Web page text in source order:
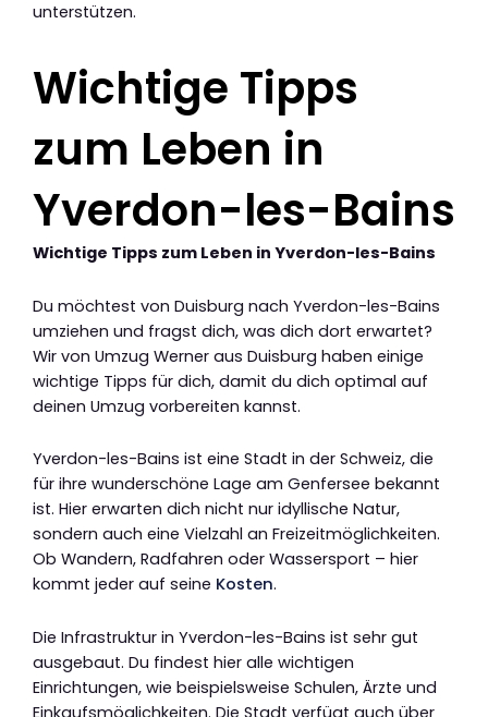
unterstützen.
Wichtige Tipps
zum Leben in
Yverdon-les-Bains
Wichtige Tipps zum Leben in Yverdon-les-Bains
Du möchtest von Duisburg nach Yverdon-les-Bains
umziehen und fragst dich, was dich dort erwartet?
Wir von Umzug Werner aus Duisburg haben einige
wichtige Tipps für dich, damit du dich optimal auf
deinen Umzug vorbereiten kannst.
Yverdon-les-Bains ist eine Stadt in der Schweiz, die
für ihre wunderschöne Lage am Genfersee bekannt
ist. Hier erwarten dich nicht nur idyllische Natur,
sondern auch eine Vielzahl an Freizeitmöglichkeiten.
Ob Wandern, Radfahren oder Wassersport – hier
kommt jeder auf seine Kosten.
Die Infrastruktur in Yverdon-les-Bains ist sehr gut
ausgebaut. Du findest hier alle wichtigen
Einrichtungen, wie beispielsweise Schulen, Ärzte und
Einkaufsmöglichkeiten. Die Stadt verfügt auch über